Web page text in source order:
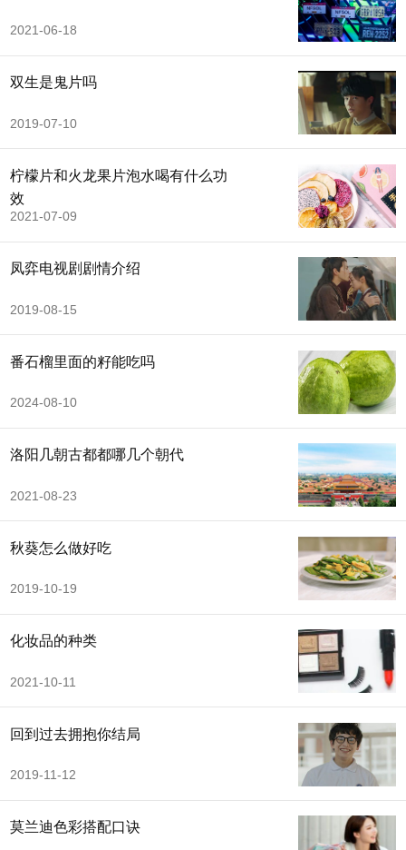
2021-06-18
双生是鬼片吗
2019-07-10
柠檬片和火龙果片泡水喝有什么功
效
2021-07-09
凤弈电视剧剧情介绍
2019-08-15
番石榴里面的籽能吃吗
2024-08-10
洛阳几朝古都都哪几个朝代
2021-08-23
秋葵怎么做好吃
2019-10-19
化妆品的种类
2021-10-11
回到过去拥抱你结局
2019-11-12
莫兰迪色彩搭配口诀